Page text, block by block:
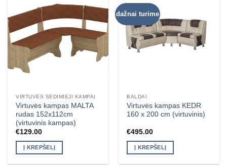
VIRTUVĖS SĖDIMIEJI KAMPAI
Virtuvės kampas MALTA
rudas 152x112cm
(virtuvinis kampas)
€129.00
Į KREPŠELĮ
dažnai turime
BALDAI
Virtuvės kampas KEDR
160 x 200 cm (virtuvinis)
€495.00
Į KREPŠELĮ